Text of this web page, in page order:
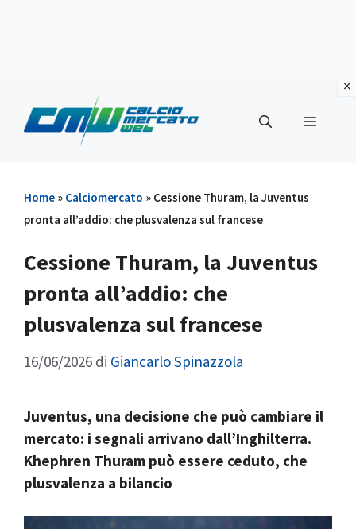
contenuto
Menu
Home » Calciomercato » Cessione Thuram, la Juventus
pronta all’addio: che plusvalenza sul francese
Cessione Thuram, la Juventus
pronta all’addio: che
plusvalenza sul francese
16/06/2026 di Giancarlo Spinazzola
Juventus, una decisione che può cambiare il
mercato: i segnali arrivano dall’Inghilterra.
Khephren Thuram può essere ceduto, che
plusvalenza a bilancio